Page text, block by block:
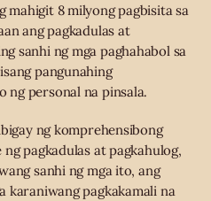
mahigit 8 milyong pagbisita sa
ang pagkadulas at
sanhi ng mga paghahabol sa
pangunahing
ng personal na pinsala.
ng komprehensibong
pagkadulas at pagkahulog,
sanhi ng mga ito, ang
karaniwang pagkakamali na